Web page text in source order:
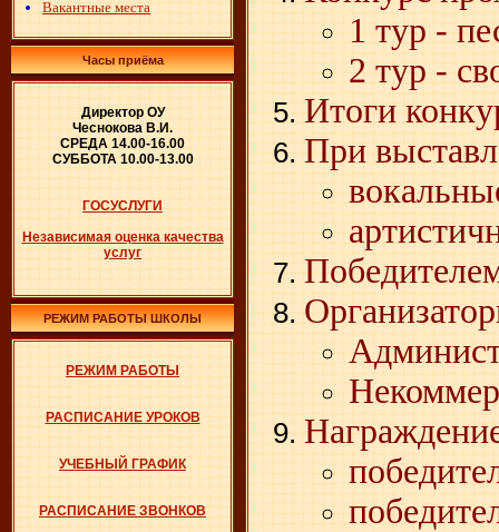
Вакантные места
Часы приёма
Директор ОУ
Чеснокова В.И.
СРЕДА 14.00-16.00
СУББОТА 10.00-13.00
ГОСУСЛУГИ
Независимая оценка качества
услуг
РЕЖИМ РАБОТЫ ШКОЛЫ
РЕЖИМ РАБОТЫ
РАСПИСАНИЕ УРОКОВ
УЧЕБНЫЙ ГРАФИК
РАСПИСАНИЕ ЗВОНКОВ
1 тур -
2 тур -
Итоги
При